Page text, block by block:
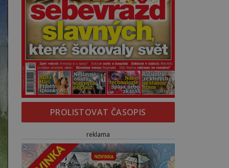
PROLISTOVAT ČASOPIS
reklama